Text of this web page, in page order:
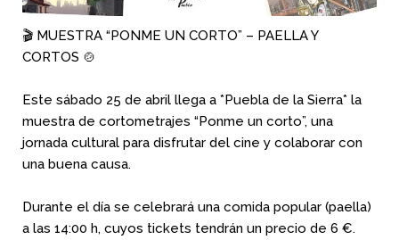
🎬 MUESTRA “PONME UN CORTO” – PAELLA Y
CORTOS 🍲
Este sábado 25 de abril llega a *Puebla de la Sierra* la
muestra de cortometrajes “Ponme un corto”, una
jornada cultural para disfrutar del cine y colaborar con
una buena causa.
Durante el día se celebrará una comida popular (paella)
a las 14:00 h, cuyos tickets tendrán un precio de 6 €.